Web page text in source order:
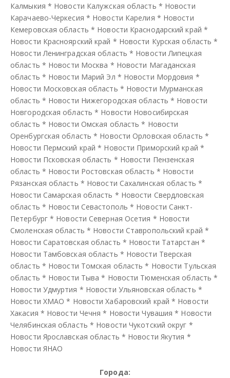
Калмыкия * Новости Калужская область * Новости
Карачаево-Черкесия * Новости Карелия * Новости
Кемеровская область * Новости Краснодарский край *
Новости Красноярский край * Новости Курская область *
Новости Ленинградская область * Новости Липецкая
область * Новости Москва * Новости Магаданская
область * Новости Марий Эл * Новости Мордовия *
Новости Московская область * Новости Мурманская
область * Новости Нижегородская область * Новости
Новгородская область * Новости Новосибирская
область * Новости Омская область * Новости
Оренбургская область * Новости Орловская область *
Новости Пермский край * Новости Приморский край *
Новости Псковская область * Новости Пензенская
область * Новости Ростовская область * Новости
Рязанская область * Новости Сахалинская область *
Новости Самарская область * Новости Свердловская
область * Новости Севастополь * Новости Санкт-
Петербург* Новости Северная Осетия * Новости
Смоленская область * Новости Ставропольский край *
Новости Саратовская область * Новости Татарстан *
Новости Тамбовская область * Новости Тверская
область * Новости Томская область * Новости Тульская
область * Новости Тыва * Новости Тюменская область *
Новости Удмуртия * Новости Ульяновская область *
Новости ХМАО * Новости Хабаровский край * Новости
Хакасия * Новости Чечня * Новости Чувашия * Новости
Челябинская область * Новости Чукотский округ *
Новости Ярославская область * Новости Якутия *
Новости ЯНАО
Города: